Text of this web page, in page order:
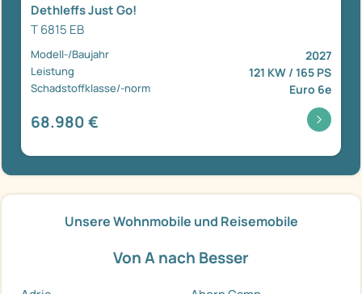
Dethleffs Just Go!
T 6815 EB
Modell-/Baujahr 2027
Leistung 121 KW / 165 PS
Schadstoffklasse/-norm Euro 6e
68.980 €
Unsere Wohnmobile und Reisemobile
Von A nach Besser